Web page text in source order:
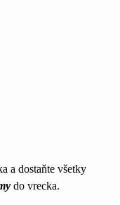
a dostaňte všetky
do vrecka.